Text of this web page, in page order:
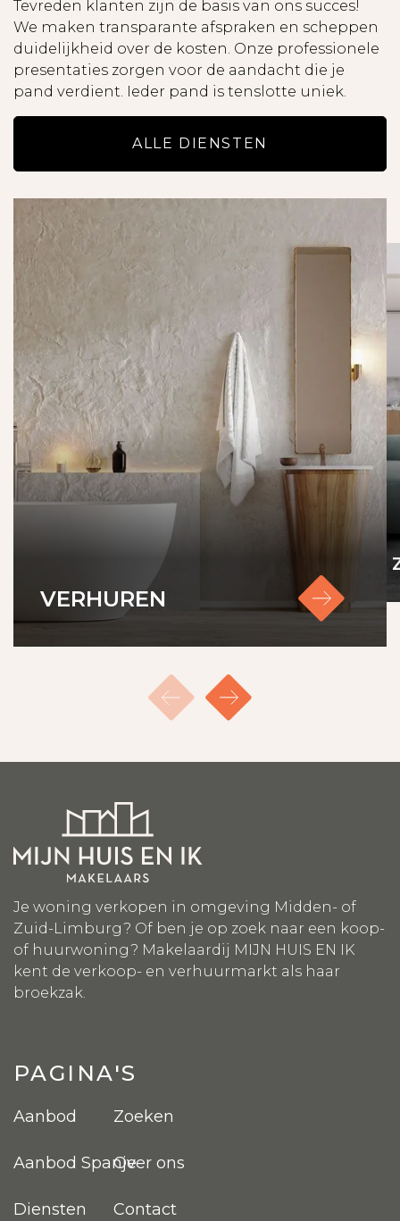
worden ontleend.
- Lees de brochure zorgvuldig door, met name
ook de uitsplitsing van de huur en de totale huur
per maand.
- Alle potentiële huurders worden uitgebreide
kredietwaardigheid en inkomstentoets.
Tevreden klanten zijn de basis van ons succes!
We maken transparante afspraken en scheppen
duidelijkheid over de kosten. Onze professionele
presentaties zorgen voor de aandacht die je
pand verdient. Ieder pand is tenslotte uniek.
ALLE DIENSTEN
VERHUREN
Je woning verkopen in omgeving Midden- of
Zuid-Limburg? Of ben je op zoek naar een koop-
of huurwoning? Makelaardij MIJN HUIS EN IK
kent de verkoop- en verhuurmarkt als haar
broekzak.
PAGINA'S
Aanbod
Aanbod Spanje
Diensten
Zoeken
Over ons
Contact